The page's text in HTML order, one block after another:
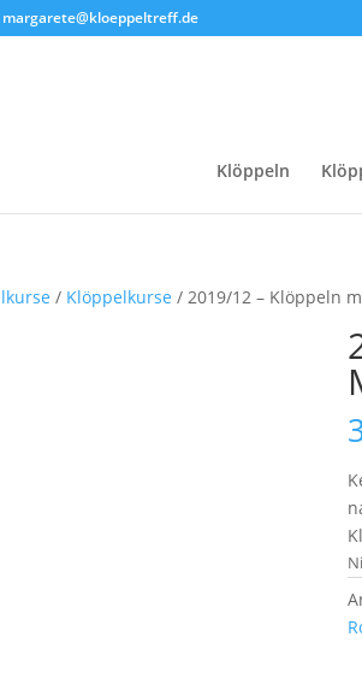
margarete@kloeppeltreff.de
Klöppeln
/ Klöppelkurse / 2019/12 – Klöppeln